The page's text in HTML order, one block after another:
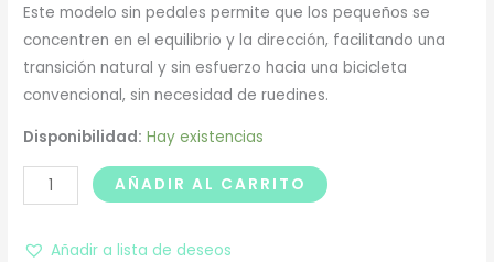
Este modelo sin pedales permite que los pequeños se
concentren en el equilibrio y la dirección, facilitando una
transición natural y sin esfuerzo hacia una bicicleta
convencional, sin necesidad de ruedines.
Disponibilidad: Hay existencias
AÑADIR AL CARRITO
Añadir a lista de deseos